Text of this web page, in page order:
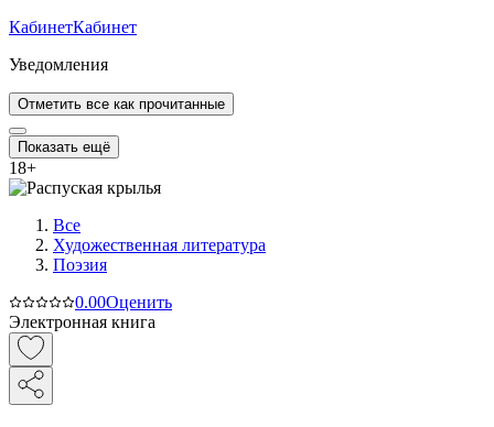
КабинетКабинет
Уведомления
Отметить все как прочитанные
Показать ещё
18+
Все
Художественная литература
Поэзия
0.00Оценить
Электронная книга